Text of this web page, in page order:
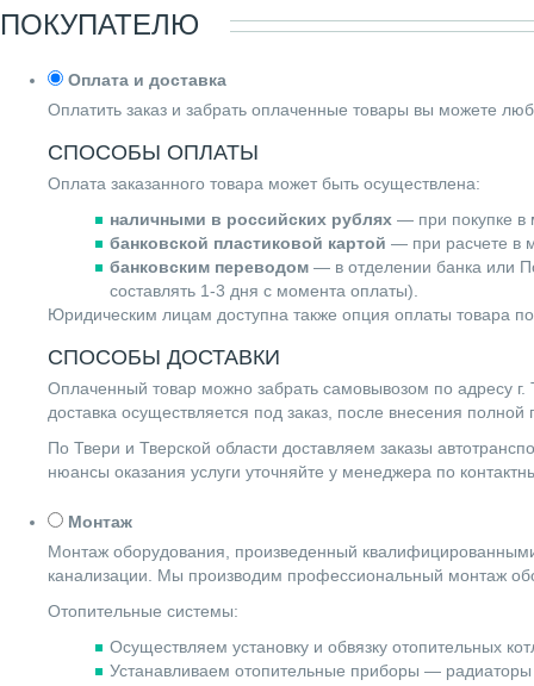
ПОКУПАТЕЛЮ
Оплата и доставка
Оплатить заказ и забрать оплаченные товары вы можете
СПОСОБЫ ОПЛАТЫ
Оплата заказанного товара может быть осуществлена:
наличными в российских рублях — при покупке в
банковской пластиковой картой — при расчете в
банковским переводом — в отделении банка или
составлять 1-3 дня с момента оплаты).
Юридическим лицам доступна также опция оплаты товара
СПОСОБЫ ДОСТАВКИ
Оплаченный товар можно забрать самовывозом по адресу г.
доставка осуществляется под заказ, после внесения полной
По Твери и Тверской области доставляем заказы
нюансы оказания услуги уточняйте у менеджера по
Монтаж
Монтаж оборудования, произведенный
канализации. Мы производим профессиональный монтаж
Отопительные системы:
Осуществляем установку и обвязку отопительных
Устанавливаем отопительные приборы —